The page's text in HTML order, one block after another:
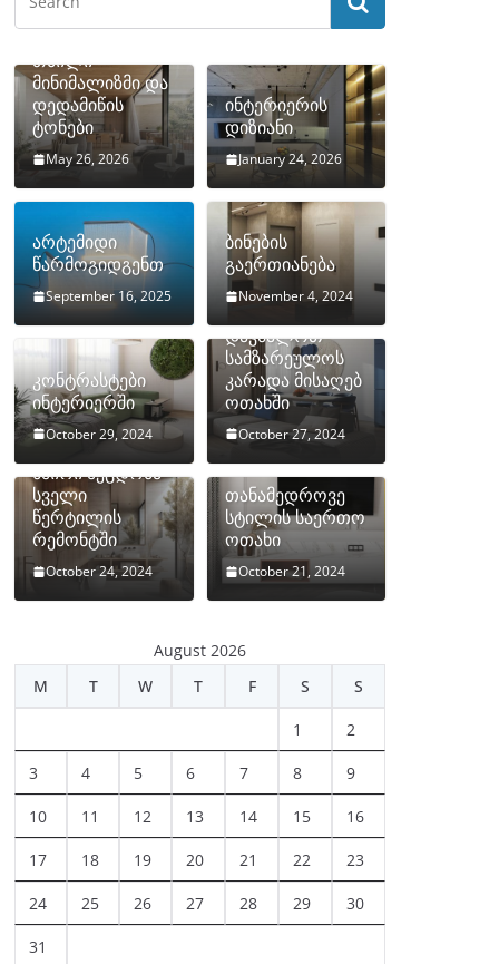
თბილი
მინიმალიზმი და
დედამიწის
ტონები
May 26, 2026
ინტერიერის
დიზიანი
January 24, 2026
არტემიდი
წარმოგიდგენთ
September 16, 2025
ბინების
გაერთიანება
November 4, 2024
კონტრასტები
ინტერიერში
October 29, 2024
როგორ
დავმალოთ
სამზარეულოს
კარადა მისაღებ
ოთახში
October 27, 2024
ხშირი შეცდომა
სველი
წერტილის
რემონტში
October 24, 2024
თანამედროვე
სტილის საერთო
ოთახი
October 21, 2024
August 2026
M
T W T F S S
1 2
3 4 5 6 7 8 9
10 11 12 13 14 15 16
17 18 19 20 21 22 23
24 25 26 27 28 29 30
31